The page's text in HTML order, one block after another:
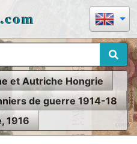
et Autriche Hongrie
de guerre 1914-18
1916